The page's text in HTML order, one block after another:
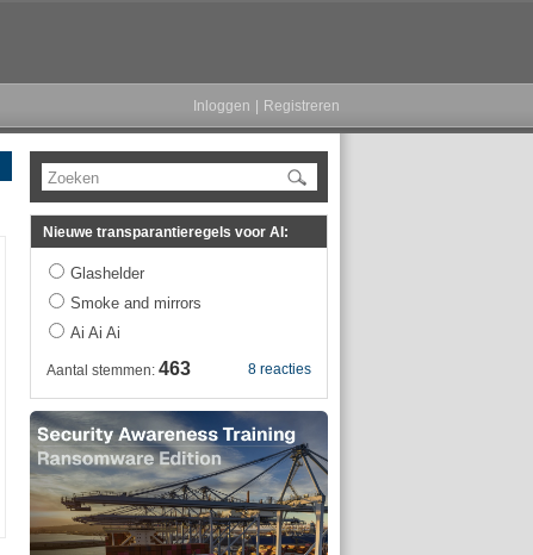
Inloggen Registreren
Zoeken
Nieuwe transparantieregels voor AI:
Glashelder
Smoke and mirrors
Ai Ai Ai
8 reacties
Aantal stemmen: 463